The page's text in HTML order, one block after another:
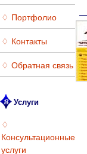
♢ Портфолио
♢ Контакты
♢ Обратная связь
Услуги
♢
Консультационные
услуги